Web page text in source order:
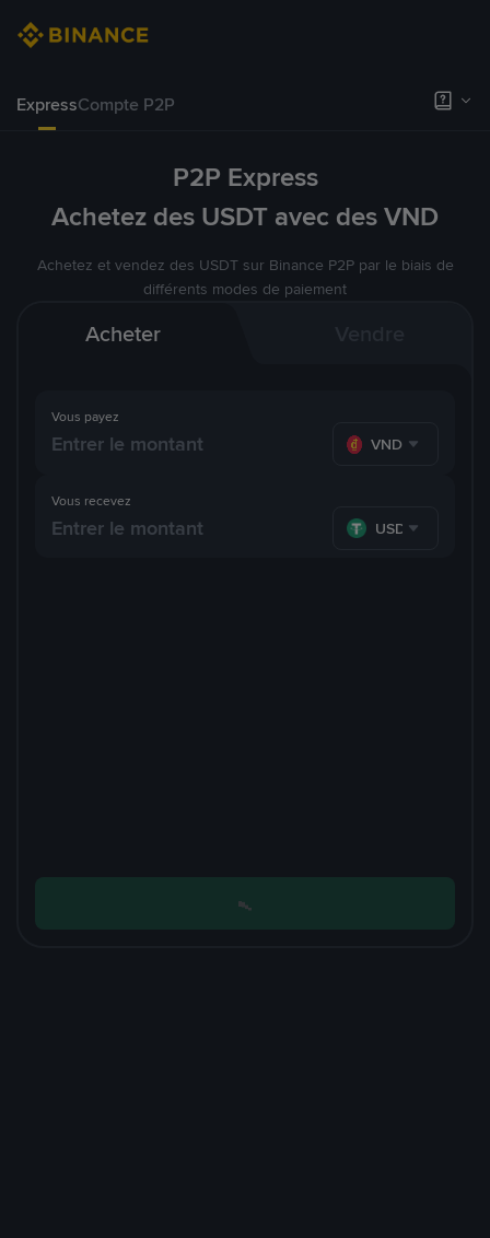
ExpressCompte P2P
P2P Express
Achetez des USDT avec des VND
Achetez et vendez des USDT sur Binance P2P par le biais de
différents modes de paiement
Acheter
Vous payez
VND
Vous recevez
USDT